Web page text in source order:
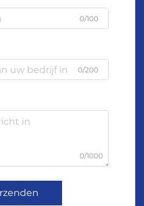
0/100
0/200
0/1000